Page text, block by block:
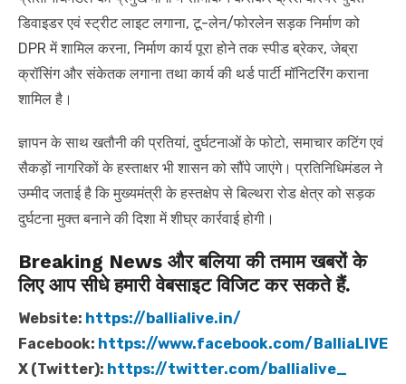
डिवाइडर एवं स्ट्रीट लाइट लगाना, टू-लेन/फोरलेन सड़क निर्माण को
DPR में शामिल करना, निर्माण कार्य पूरा होने तक स्पीड ब्रेकर, जेब्रा
क्रॉसिंग और संकेतक लगाना तथा कार्य की थर्ड पार्टी मॉनिटरिंग कराना
शामिल है।
ज्ञापन के साथ खतौनी की प्रतियां, दुर्घटनाओं के फोटो, समाचार कटिंग एवं
सैकड़ों नागरिकों के हस्ताक्षर भी शासन को सौंपे जाएंगे। प्रतिनिधिमंडल ने
उम्मीद जताई है कि मुख्यमंत्री के हस्तक्षेप से बिल्थरा रोड क्षेत्र को सड़क
दुर्घटना मुक्त बनाने की दिशा में शीघ्र कार्रवाई होगी।
Breaking News और बलिया की तमाम खबरों के
लिए आप सीधे हमारी वेबसाइट विजिट कर सकते हैं.
Website: https://ballialive.in/
Facebook: https://www.facebook.com/BalliaLIVE
X (Twitter): https://twitter.com/ballialive_